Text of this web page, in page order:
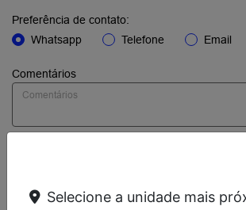
Preferência de contato:
Whatsapp
Telefone Email
Comentários
ENVIAR MENSAGEM
Selecione a unidade mais